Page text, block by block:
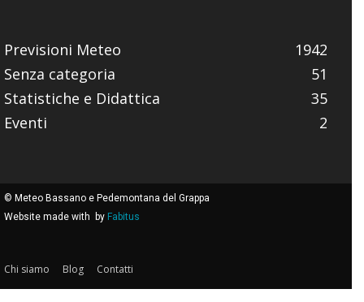
Previsioni Meteo
1942
Senza categoria
51
Statistiche e Didattica
35
Eventi
2
© Meteo Bassano e Pedemontana del Grappa
Website made with
by Fabitus
Chi siamo Blog Contatti